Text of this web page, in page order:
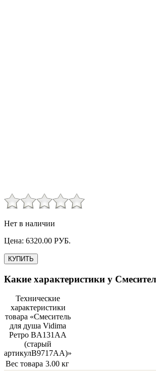
Нет в наличии
Цена: 6320.00 РУБ.
КУПИТЬ
Какие характеристики у
Технические
характеристики
товара «Смеситель
для душа Vidima
Ретро BA131AA
(старый
артикулB9717AA)»
Вес товара 3.00 кг